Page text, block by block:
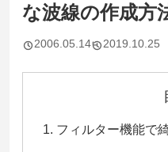
な波線の作成方
2006.05.14 2019.10.25
フィルター機能で